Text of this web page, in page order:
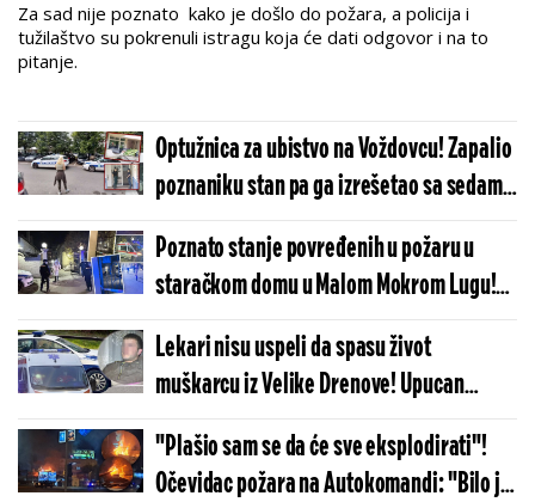
Za sad nije poznato kako je došlo do požara, a policija i
tužilaštvo su pokrenuli istragu koja će dati odgovor i na to
pitanje.
Optužnica za ubistvo na Voždovcu! Zapalio
poznaniku stan pa ga izrešetao sa sedam
metaka
Poznato stanje povređenih u požaru u
staračkom domu u Malom Mokrom Lugu!
Jedna pacijentkinja je bila intubirana
Lekari nisu uspeli da spasu život
muškarcu iz Velike Drenove! Upucan
pištoljem za omamljivanje stoke u glavu,
preminuo u bolnici
"Plašio sam se da će sve eksplodirati"!
Očevidac požara na Autokomandi: "Bilo je